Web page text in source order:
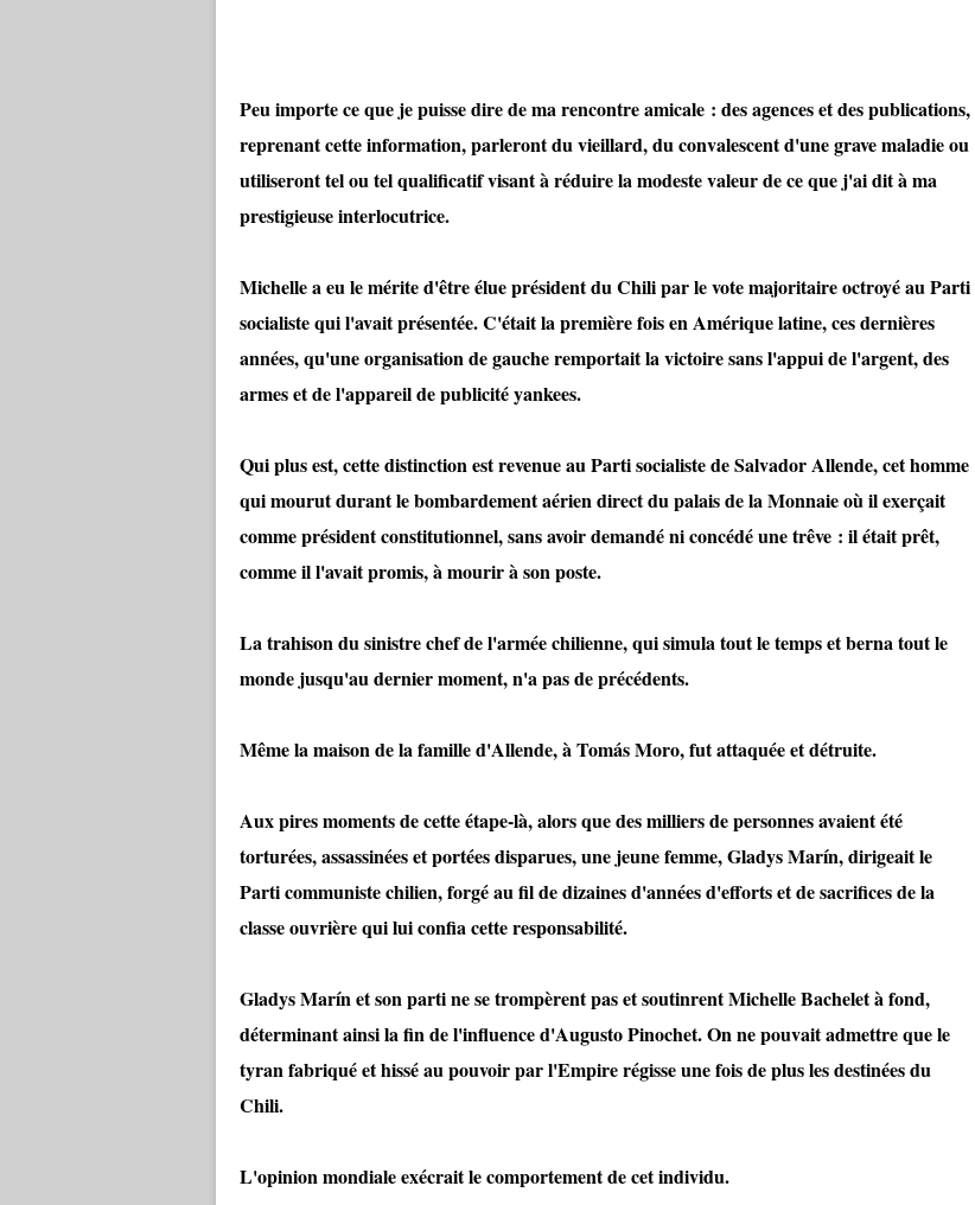
Peu importe ce que je puisse dire de ma rencontre amicale : des agences et des publications,
reprenant cette information, parleront du vieillard, du convalescent d'une grave maladie ou
utiliseront tel ou tel qualificatif visant à réduire la modeste valeur de ce que j'ai dit à ma
prestigieuse interlocutrice.
Michelle a eu le mérite d'être élue président du Chili par le vote majoritaire octroyé au Parti
socialiste qui l'avait présentée. C'était la première fois en Amérique latine, ces dernières
années, qu'une organisation de gauche remportait la victoire sans l'appui de l'argent, des
armes et de l'appareil de publicité yankees.
Qui plus est, cette distinction est revenue au Parti socialiste de Salvador Allende, cet homme
qui mourut durant le bombardement aérien direct du palais de la Monnaie où il exerçait
comme président constitutionnel, sans avoir demandé ni concédé une trêve : il était prêt,
comme il l'avait promis, à mourir à son poste.
La trahison du sinistre chef de l'armée chilienne, qui simula tout le temps et berna tout le
monde jusqu'au dernier moment, n'a pas de précédents.
Même la maison de la famille d'Allende, à Tomás Moro, fut attaquée et détruite.
Aux pires moments de cette étape-là, alors que des milliers de personnes avaient été
torturées, assassinées et portées disparues, une jeune femme, Gladys Marín, dirigeait le
Parti communiste chilien, forgé au fil de dizaines d'années d'efforts et de sacrifices de la
classe ouvrière qui lui confia cette responsabilité.
Gladys Marín et son parti ne se trompèrent pas et soutinrent Michelle Bachelet à fond,
déterminant ainsi la fin de l'influence d'Augusto Pinochet. On ne pouvait admettre que le
tyran fabriqué et hissé au pouvoir par l'Empire régisse une fois de plus les destinées du
Chili.
L'opinion mondiale exécrait le comportement de cet individu.